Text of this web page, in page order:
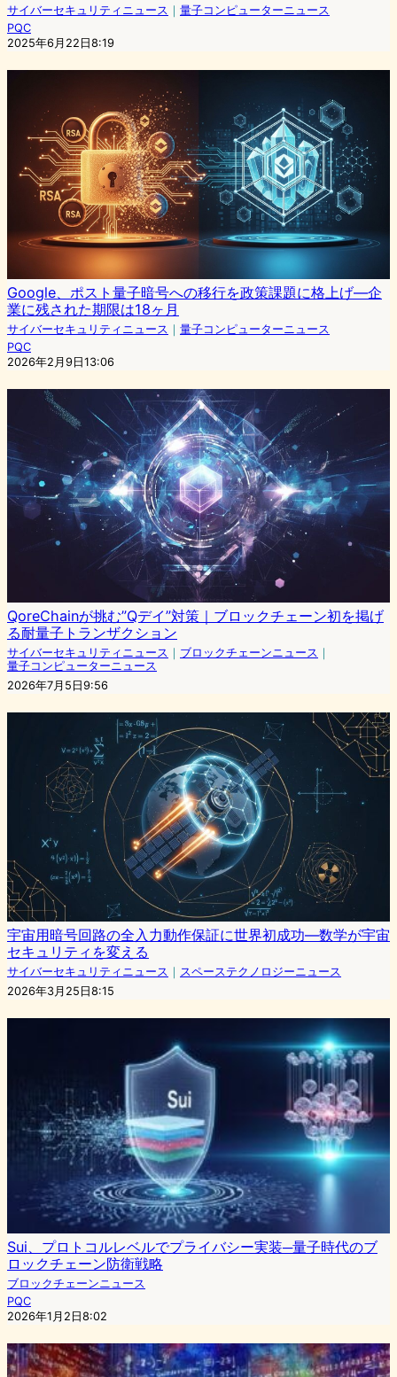
サイバーセキュリティニュース ｜ 量子コンピューターニュース
PQC
2025年6月22日8:19
Google、ポスト量子暗号への移行を政策課題に格上げ—企
業に残された期限は18ヶ月
サイバーセキュリティニュース ｜ 量子コンピューターニュース
PQC
2026年2月9日13:06
QoreChainが挑む”Qデイ”対策｜ブロックチェーン初を掲げ
る耐量子トランザクション
サイバーセキュリティニュース ｜ ブロックチェーンニュース ｜
量子コンピューターニュース
2026年7月5日9:56
宇宙用暗号回路の全入力動作保証に世界初成功—数学が宇宙
セキュリティを変える
サイバーセキュリティニュース ｜ スペーステクノロジーニュース
2026年3月25日8:15
Sui、プロトコルレベルでプライバシー実装─量子時代のブ
ロックチェーン防衛戦略
ブロックチェーンニュース
PQC
2026年1月2日8:02